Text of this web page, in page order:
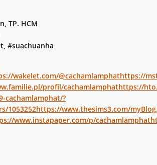
TP. HCM
#suachuanha
wakelet.com/@cachamlamphathttps://
profil/cachamlamphathttps://
cachamlamphat/?
1053252https://www.thesims3.com/
www.instapaper.com/p/cachamlamphat